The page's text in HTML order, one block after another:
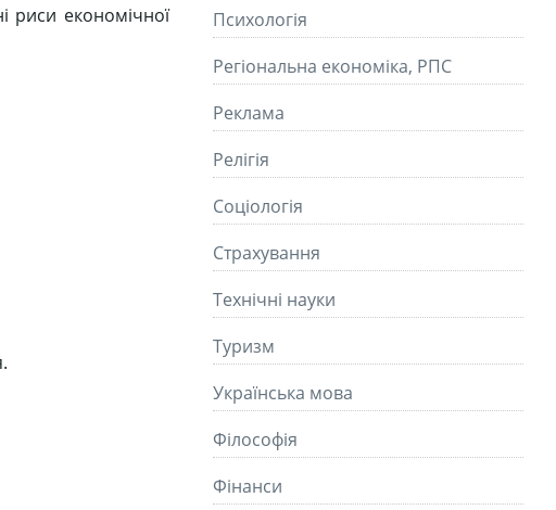
риси економічної
Психологія
Регіональна економіка, РПС
Реклама
Релігія
Соціологія
Страхування
Технічні науки
Туризм
Українська мова
Філософія
Фінанси